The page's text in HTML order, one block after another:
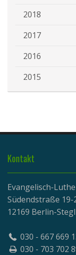
2018
2017
2016
2015
Kontakt
Evangelisch-
Südendstraße 19-
12169 Berlin-
030 - 667 669
030 - 703 702